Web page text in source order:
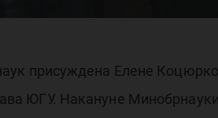
присуждена Елене
ЮГУ. Накануне